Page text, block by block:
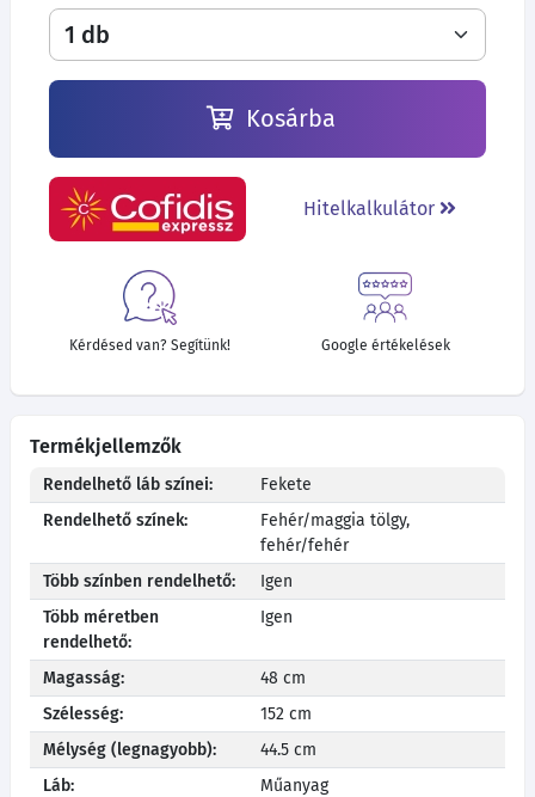
Kosárba
Hitelkalkulátor
Kérdésed van? Segítünk! Google értékelések
Termékjellemzők
Rendelhető láb színei:
Fekete
Rendelhető színek:
Fehér/maggia tölgy,
fehér/fehér
Több színben rendelhető:
Igen
Több méretben
rendelhető:
Igen
Magasság:
48 cm
Szélesség:
152 cm
Mélység (legnagyobb):
44.5 cm
Láb:
Műanyag